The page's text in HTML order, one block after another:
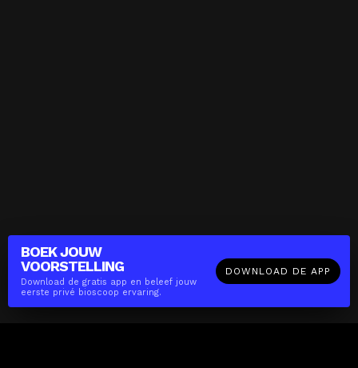
BOEK JOUW
VOORSTELLING
Download de gratis app en beleef jouw
eerste privé bioscoop ervaring.
DOWNLOAD DE APP